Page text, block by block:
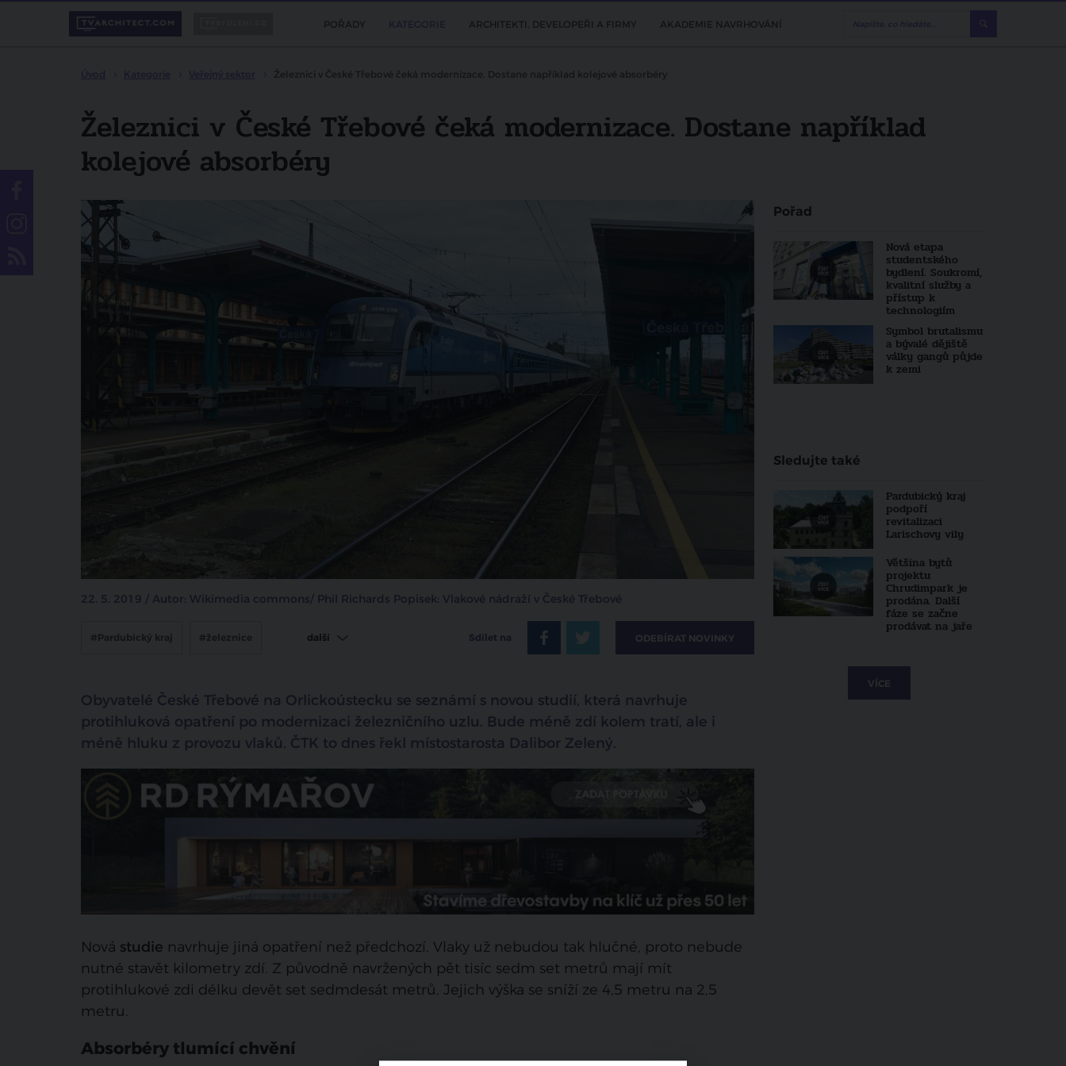
POŘADY ARCHITEKTI, DEVELOPEŘI A FIRMY AKADEMIE NAVRHOVÁNÍ
Železnici v České Třebové čeká modernizace. Dostane například kolejové absorbéry
Železnici v České Třebové čeká modernizace. Dostane například
kolejové absorbéry
22. 5. 2019 / Autor: Wikimedia commons/ Phil Richards Popisek: Vlakové nádraží v České Třebové
#Pardubický kraj #železnice další Sdílet na ODEBÍRAT NOVINKY
Obyvatelé České Třebové na Orlickoústecku se seznámí s novou studií, která navrhuje
protihluková opatření po modernizaci železničního uzlu. Bude méně zdí kolem tratí, ale i
méně hluku z provozu vlaků. ČTK to dnes řekl místostarosta Dalibor Zelený.
Nová studie navrhuje jiná opatření než předchozí. Vlaky už nebudou tak hlučné, proto nebude
nutné stavět kilometry zdí. Z původně navržených pět tisíc sedm set metrů mají mít
protihlukové zdi délku devět set sedmdesát metrů. Jejich výška se sníží ze 4,5 metru na 2,5
metru.
Absorbéry tlumící chvění
Pořad
Nová etapa
studentského
bydlení. Soukromí,
kvalitní služby a
přístup k
technologiím
Symbol brutalismu
a bývalé dějiště
války gangů půjde
k zemi
Sledujte také
Pardubický kraj
podpoří
revitalizaci
Larischovy vily
Většina bytů
projektu
Chrudimpark je
prodána. Další
fáze se začne
prodávat na jaře
VÍCE